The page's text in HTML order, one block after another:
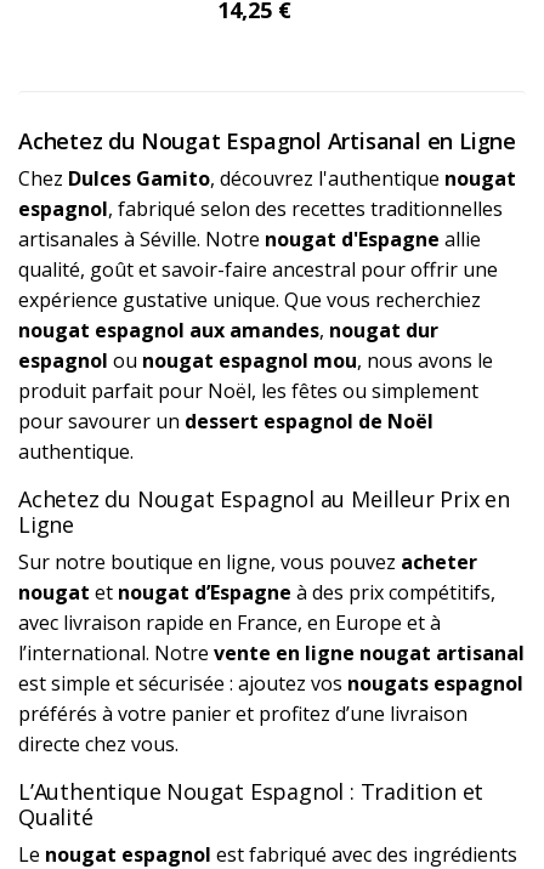
14,25 €
Achetez du Nougat Espagnol Artisanal en Ligne
Chez Dulces Gamito, découvrez l'authentique nougat
espagnol, fabriqué selon des recettes traditionnelles
artisanales à Séville. Notre nougat d'Espagne allie
qualité, goût et savoir-faire ancestral pour offrir une
expérience gustative unique. Que vous recherchiez
nougat espagnol aux amandes, nougat dur
espagnol ou nougat espagnol mou, nous avons le
produit parfait pour Noël, les fêtes ou simplement
pour savourer un dessert espagnol de Noël
authentique.
Achetez du Nougat Espagnol au Meilleur Prix en
Ligne
Sur notre boutique en ligne, vous pouvez acheter
nougat et nougat d’Espagne à des prix compétitifs,
avec livraison rapide en France, en Europe et à
l’international. Notre vente en ligne nougat artisanal
est simple et sécurisée : ajoutez vos nougats espagnol
préférés à votre panier et profitez d’une livraison
directe chez vous.
L’Authentique Nougat Espagnol : Tradition et
Qualité
Le nougat espagnol est fabriqué avec des ingrédients